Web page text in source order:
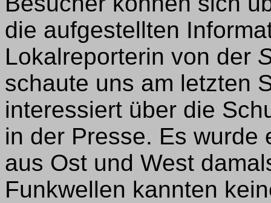
die aufgestellten
Lokalreporterin von der
schaute uns am letzten
interessiert über die
in der Presse. Es wurde
aus Ost und West
Funkwellen kannten